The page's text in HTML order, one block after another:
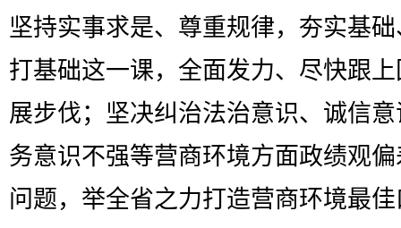
坚持实事求是、尊重规律，夯实基
打基础这一课，全面发力、尽快跟
展步伐；坚决纠治法治意识、诚信
务意识不强等营商环境方面政绩观
问题，举全省之力打造营商环境最